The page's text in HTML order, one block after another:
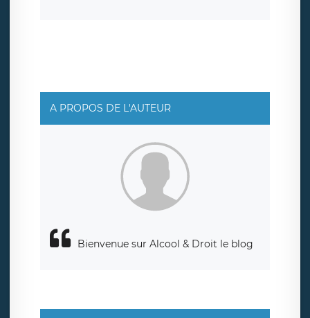
rue Léopold Sédar Senghor, joignable à l’adresse mail :
responsabledetraitement@legavox.fr. Vous avez
également le droit d’introduire une réclamation auprès
d’une autorité de contrôle.
A PROPOS DE L'AUTEUR
Bienvenue sur Alcool & Droit le blog